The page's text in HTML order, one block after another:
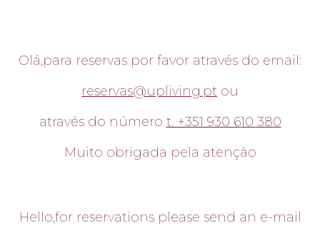
Olá,para reservas por favor através do email:
reservas@upliving.pt ou
através do número t. +351 930 610 380
Muito obrigada pela atenção
Hello,for reservations please send an e-mail